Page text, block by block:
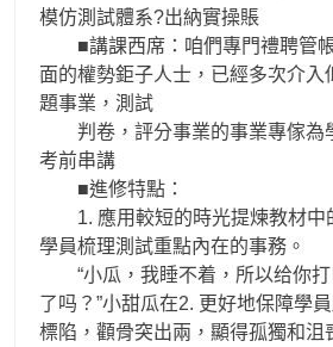
模仿測試體系?出納實操賬
■講課西席：咱們專門禮聘管帳
面的權勢鉅子人士，已經多次介入
題事業，測試
判卷，評分事業的事業專傢為
考前串講
■進修特點：
1. 應用較短的時光提煉教材中
學員梳理測試重點內在的事務。
“小瓜，我睡不着，所以给你打
了吗？”小甜瓜在2. 更好地保障學
標陷，顴骨突出兩，顯得孤獨和沮